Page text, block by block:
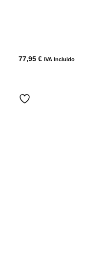
77,95 € IVA Incluido